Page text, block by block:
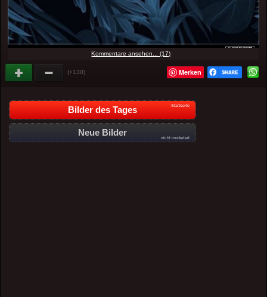
Kommentare ansehen... (17)
(+130) Merken
Bilder des Tages Startseite
Neue Bilder
nicht moderiert